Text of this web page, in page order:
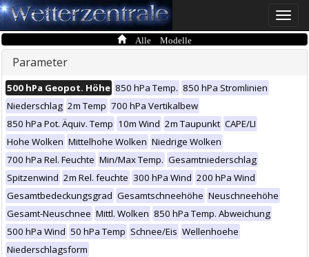
Toggle
Alle Modelle
Parameter
500 hPa Geopot. Höhe 850 hPa Temp. 850 hPa Stromlinien
Niederschlag 2m Temp 700 hPa Vertikalbew
850 hPa Pot. Äquiv. Temp 10m Wind 2m Taupunkt CAPE/LI
Hohe Wolken Mittelhohe Wolken Niedrige Wolken
700 hPa Rel. Feuchte Min/Max Temp. Gesamtniederschlag
Spitzenwind 2m Rel. feuchte 300 hPa Wind 200 hPa Wind
Gesamtbedeckungsgrad Gesamtschneehöhe Neuschneehöhe
Gesamt-Neuschnee Mittl. Wolken 850 hPa Temp. Abweichung
500 hPa Wind 50 hPa Temp Schnee/Eis Wellenhoehe
Niederschlagsform